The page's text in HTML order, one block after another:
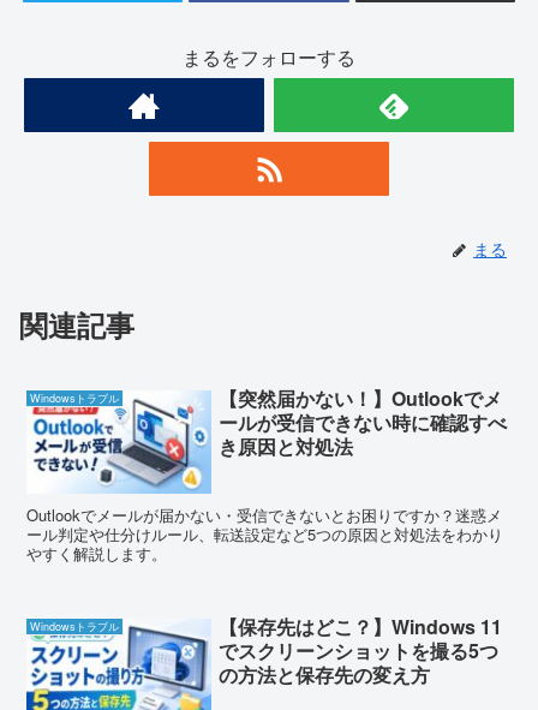
まるをフォローする
まる
関連記事
Windowsトラブル
【突然届かない！】Outlookでメ
ールが受信できない時に確認すべ
き原因と対処法
Outlookでメールが届かない・受信できないとお困りですか？迷惑メ
ール判定や仕分けルール、転送設定など5つの原因と対処法をわかり
やすく解説します。
Windowsトラブル
【保存先はどこ？】Windows 11
でスクリーンショットを撮る5つ
の方法と保存先の変え方